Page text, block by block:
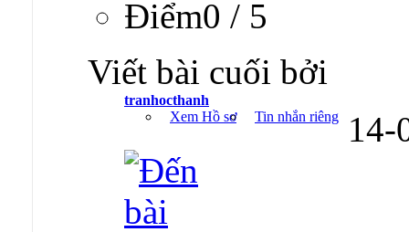
Ðiểm0 / 5
Viết bài cuối bởi
tranhocthanh
Xem Hồ sơ
Tin nhắn riêng